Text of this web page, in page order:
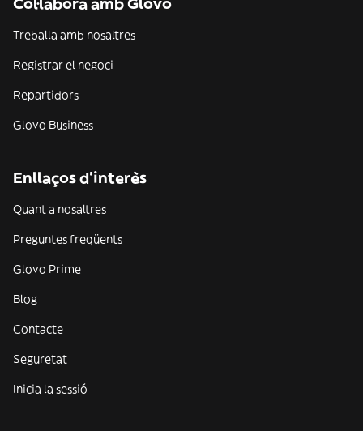
Col·labora amb Glovo
Treballa amb nosaltres
Registrar el negoci
Repartidors
Glovo Business
Enllaços d'interès
Quant a nosaltres
Preguntes freqüents
Glovo Prime
Blog
Contacte
Seguretat
Inicia la sessió